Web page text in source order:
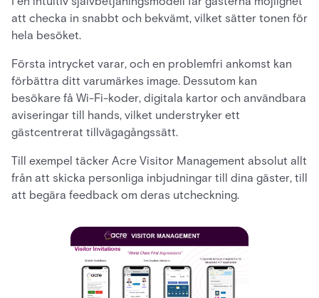
att checka in snabbt och bekvämt, vilket sätter tonen för
hela besöket.
Första intrycket varar, och en problemfri ankomst kan
förbättra ditt varumärkes image. Dessutom kan
besökare få Wi-Fi-koder, digitala kartor och användbara
aviseringar till hands, vilket understryker ett
gästcentrerat tillvägagångssätt.
Till exempel täcker Acre Visitor Management absolut allt
från att skicka personliga inbjudningar till dina gäster, till
att begära feedback om deras utcheckning.